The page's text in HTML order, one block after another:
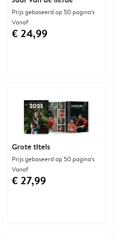
Grote titels
Prijs gebaseerd op 50 pagina's
Vanaf
€ 27,99
Prijs gebaseerd op 50 pagina's
Vanaf
€ 24,99